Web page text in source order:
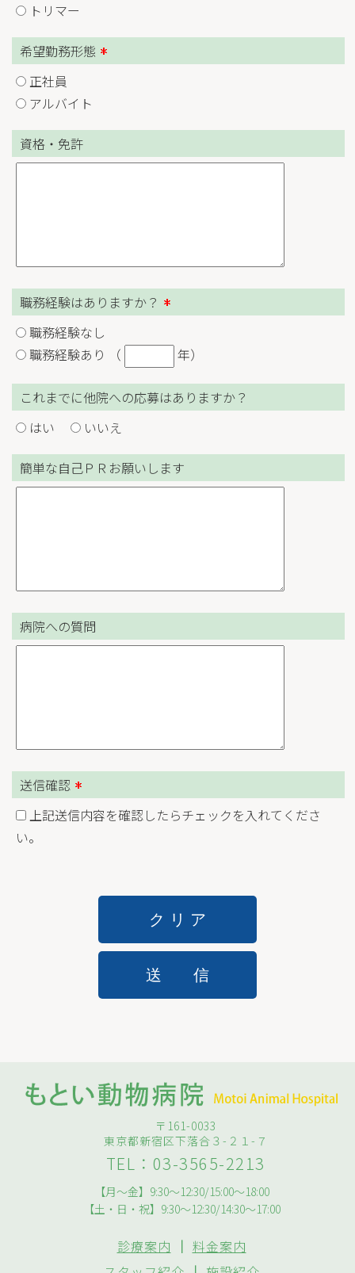
トリマー
希望勤務形態
正社員
アルバイト
資格・免許
職務経験はありますか？
職務経験なし
職務経験あり
（ 年）
これまでに他院への応募はありますか？
はい
いいえ
簡単な自己ＰＲお願いします
病院への質問
送信確認
上記送信内容を確認したらチェックを入れてくださ
い。
〒161-0033
東京都新宿区下落合３-２１-７
TEL：03-3565-2213
【月～金】9:30～12:30/15:00～18:00
【土・日・祝】9:30～12:30/14:30～17:00
診療案内 ｜ 料金案内